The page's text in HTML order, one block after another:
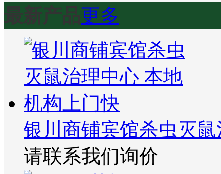
最新产品更多
银川商铺宾馆杀虫灭
请联系我们询价